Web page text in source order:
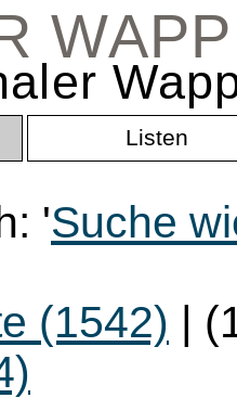
Listen
'Suche
(1542) |